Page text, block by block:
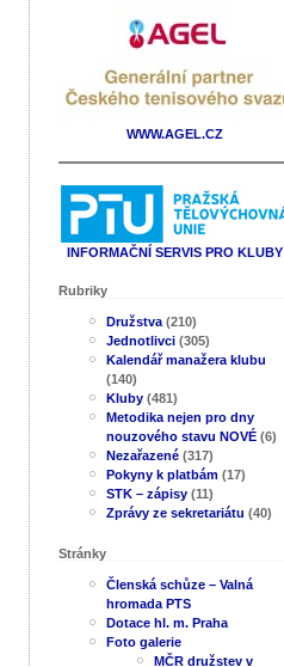
WWW.AGEL.CZ
INFORMAČNÍ SERVIS PRO KLUBY
Rubriky
Družstva (210)
Jednotlivci (305)
Kalendář manažera klubu
(140)
Kluby (481)
Metodika nejen pro dny
nouzového stavu NOVÉ (6)
Nezařazené (317)
Pokyny k platbám (17)
STK – zápisy (11)
Zprávy ze sekretariátu (40)
Stránky
Členská schůze – Valná
hromada PTS
Dotace hl. m. Praha
Foto galerie
MČR družstev v